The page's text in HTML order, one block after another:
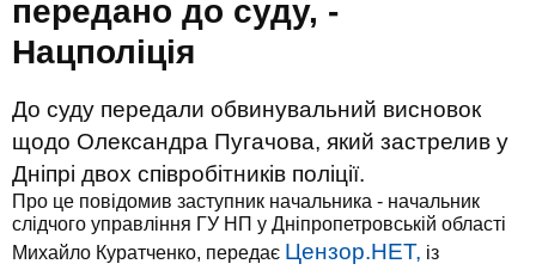
передано до суду, -
Нацполіція
До суду передали обвинувальний висновок
щодо Олександра Пугачова, який застрелив у
Дніпрі двох співробітників поліції.
Про це повідомив заступник начальника - начальник
слідчого управління ГУ НП у Дніпропетровській області
Михайло Куратченко, передає Цензор.НЕТ, із